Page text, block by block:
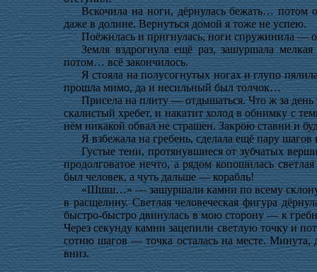
Вскочила на ноги, дёрнулась бежать… потом
даже в долине. Вернуться домой я тоже не успею.
Поёжилась и пригнулась, ноги спружинила —
Земля вздрогнула ещё раз, зашуршала
потом… всё закончилось.
Я стояла на полусогнутых ногах и глупо
прошла мимо, да и несильный был толчок…
Присела на плиту — отдышаться. Что ж за
скалистый хребет, и накатит холод в обнимку с
нём никакой обвал не страшен. Закрою ставни и
Я взбежала на гребень, сделала ещё пару
Густые тени, протянувшиеся от зубчатых
продолговатое нечто, а рядом копошилась
был человек, а чуть дальше — корабль!
«Шшш…» — зашуршали камни по всему склону.
в расщелину. Светлая человеческая фигура
быстро-быстро двинулась в мою сторону — к
Через секунду камни зацепили светлую точку и
сотню шагов — точка осталась на месте.
вниз.